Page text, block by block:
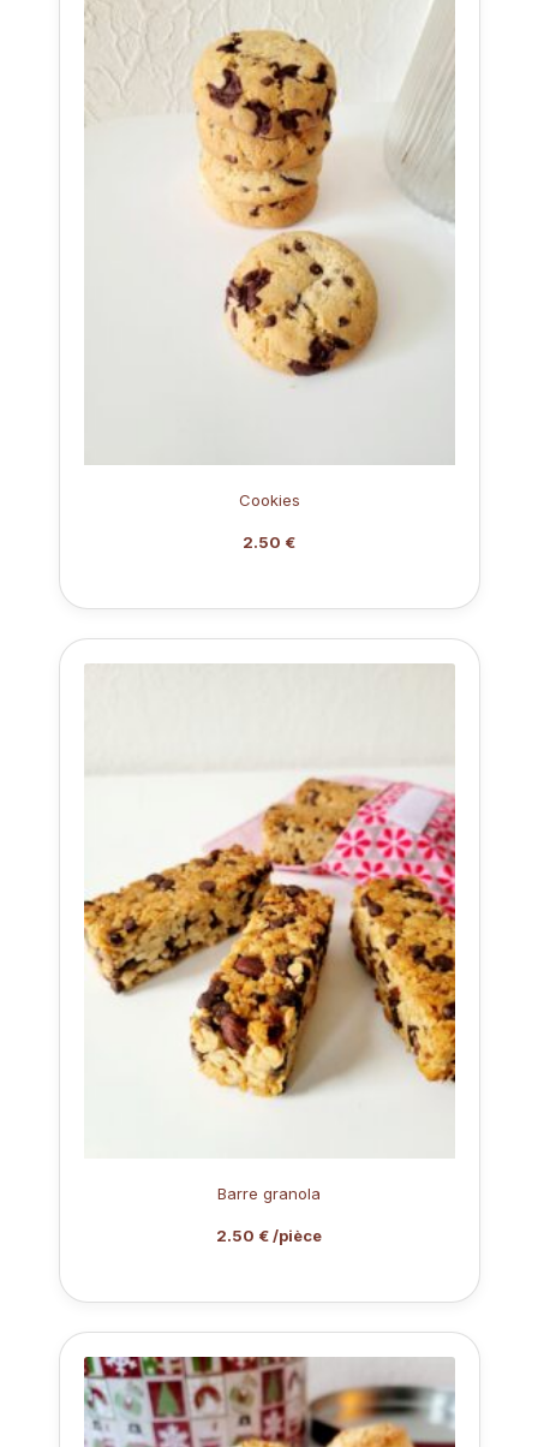
Cookies
2.50 €
Barre granola
2.50 € /pièce